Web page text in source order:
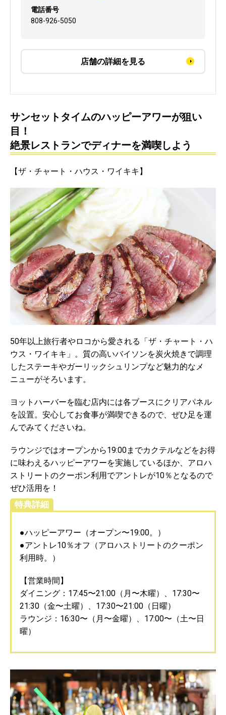
電話番号
808-926-5050
店舗の詳細を見る
サンセットタイムのハッピーアワーが狙い
目！
絶景レストランでディナーを満喫しよう
【ザ・チャート・ハウス・ワイキキ】
50年以上旅行者やロコから愛される「ザ・チャート・ハ
ウス・ワイキキ」。質の高いバイソンを炭火焼きで調理
したステーキやガーリックシュリンプなど魅力的なメ
ニューがそろいます。
ヨットハーバーを臨む店内には各ブースにクリアパネル
を設置。安心してお食事が満喫できるので、ぜひ足を運
んでみてくださいね。
ラウンジではオープンから19:00までカクテルなどをお得
に味わえるハッピーアワーを実施しているほか、アロハ
ストリートのクーポン利用でアントレが10％となるので
ぜひ活用を！
特典詳細
●ハッピーアワー（オープン〜19:00。）
●アントレ10％オフ（アロハストリートのクーポン
利用時。）
【営業時間】
ダイニング：17:45〜21:00（月〜木曜）、17:30〜
21:30（金〜土曜）、17:30〜21:00（日曜）
ラウンジ：16:30〜（月〜金曜）、17:00〜（土〜日
曜）